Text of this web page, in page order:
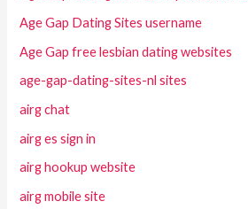
Age Gap Dating Sites username
Age Gap free lesbian dating websites
age-gap-dating-sites-nl sites
airg chat
airg es sign in
airg hookup website
airg mobile site